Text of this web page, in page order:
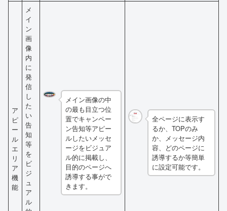
ア
ピ
ー
ル
エ
リ
ア
機
能
メ
イ
ン
画
像
内
に
発
信
し
た
い
告
知
等
を
ビ
ジ
ュ
ア
ル
メイン画像の中
の最も目立つ位
置でキャンペー
ン告知等アピー
ルしたいメッセ
ージをビジュア
ル的に掲載し、
目的のページへ
誘導する事がで
きます。
全ページに表示す
るか、TOPのみ
か、メッセージ内
容、どのページに
誘導するか等簡単
に設定可能です。